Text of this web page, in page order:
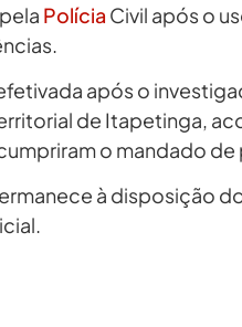
Polícia Civil após o
após o
de Itapetinga,
o mandado
à disposição